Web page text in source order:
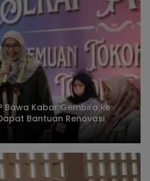
Bawa Kabar Gembira ke
Bantuan Renovasi